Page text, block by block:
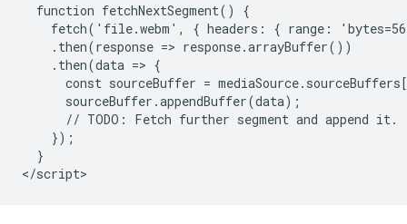
  function fetchNextSegment() {
fetch('file.webm', { headers: { range:
    .then(response => response.arrayBuffer())
    .then(data => {
const sourceBuffer =
      sourceBuffer.appendBuffer(data);
      // TODO: Fetch further segment and append it.
    });
  }